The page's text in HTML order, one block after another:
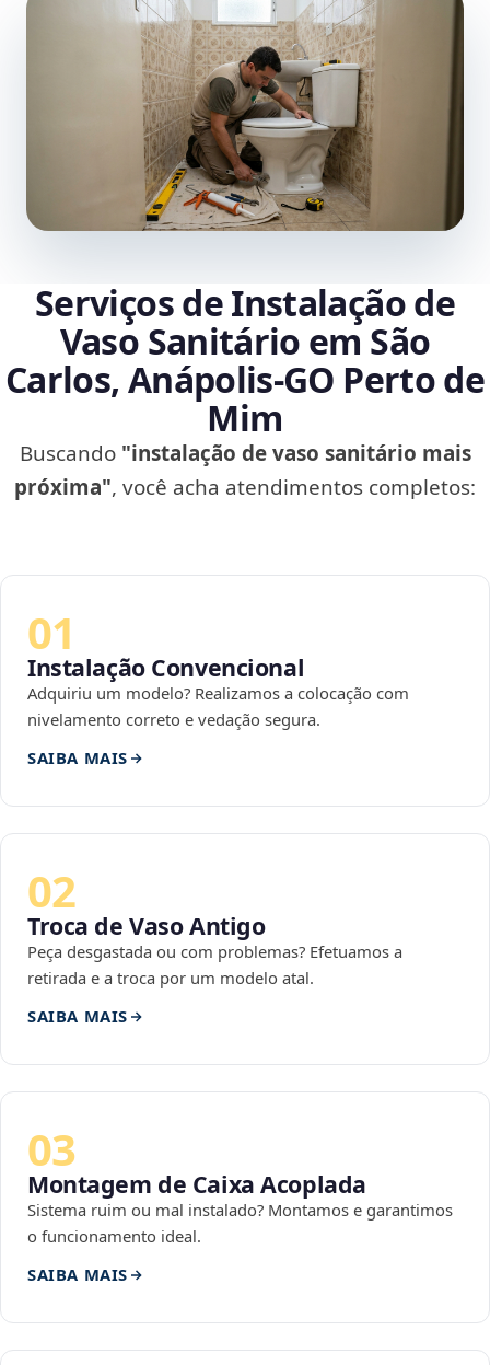
Serviços de Instalação de
Vaso Sanitário em São
Carlos, Anápolis‑GO Perto de
Mim
Buscando "instalação de vaso sanitário mais
próxima", você acha atendimentos completos:
01
Instalação Convencional
Adquiriu um modelo? Realizamos a colocação com
nivelamento correto e vedação segura.
SAIBA MAIS
02
Troca de Vaso Antigo
Peça desgastada ou com problemas? Efetuamos a
retirada e a troca por um modelo atal.
SAIBA MAIS
03
Montagem de Caixa Acoplada
Sistema ruim ou mal instalado? Montamos e garantimos
o funcionamento ideal.
SAIBA MAIS